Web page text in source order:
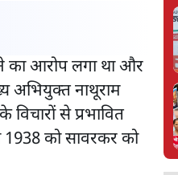
का आरोप लगा था और
अभियुक्त नाथूराम
से प्रभावित
को सावरकर को